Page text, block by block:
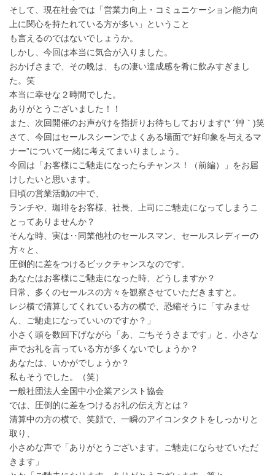
そして、現在社会では「営業力向上・コミュニケーション能力向
上に関心を持たれている方が多い」ということ
も言えるのではないでしょうか。
しかし、今回は本当に気合が入りました。
おかげさまで、その晩は、もの凄い達成感を肴に飲みすぎまし
た。笑
本当に幸せな２時間でした。
ありがとうございました！！
また、次回開催のお声がけを指折りお待ちしております(* ´艸｀)笑
さて、今回はセールスシーンでよくある場面で“好印象を与えるマ
ナー”について一緒に考えてまいりましょう。
今回は「お客様にご馳走になったらチャンス！（前編）」をお届
けしたいと思います。
日頃の営業活動の中で、
ランチや、珈琲をお客様、社長、上司にご馳走になってしまうこ
とってありませんか？
そんな時、実は‥同業他社のセールスマン、セールスレディーの
方々と、
圧倒的に差をつけるビックチャンスなのです。
あなたはお客様にご馳走になった時、どうしますか？
日常、多くのセールスの方々を観察させていただきますと。
レジ横で清算してくれている方の横で、恐縮そうに「すみませ
ん、ご馳走になっていいのですか？」
小さく頭を数回下げながら「あ、ごちそうさまです」と、小さな
声でお礼を言っている方が多くないでしょうか？
あなたは、いかがでしょうか？
私もそうでした。（笑）
一般社団法人全国中小企業アシスト協会
では、圧倒的に差をつけるお礼の伝え方とは？
清算中の方の横で、笑顔で、一瞬のアイコンタクトをしっかりと
取り、
小さめな声で「ありがとうございます。ご馳走にならせていただ
きます」